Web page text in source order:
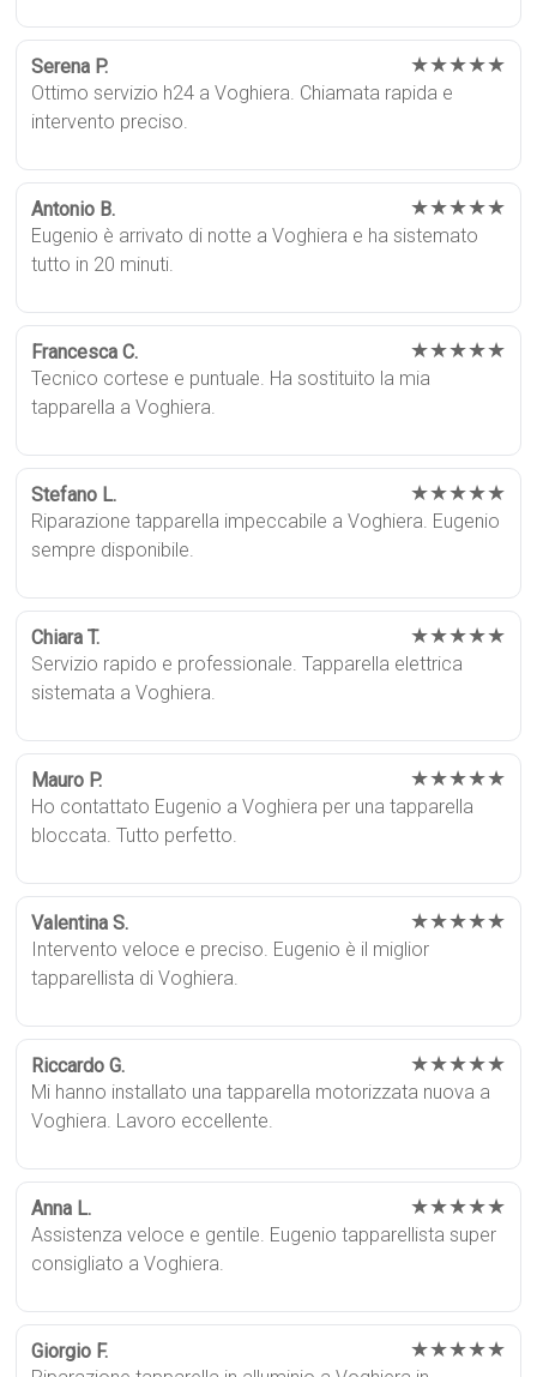
Serena P. ★★★★★
Ottimo servizio h24 a Voghiera. Chiamata rapida e
intervento preciso.
Antonio B. ★★★★★
Eugenio è arrivato di notte a Voghiera e ha sistemato
tutto in 20 minuti.
Francesca C. ★★★★★
Tecnico cortese e puntuale. Ha sostituito la mia
tapparella a Voghiera.
Stefano L. ★★★★★
Riparazione tapparella impeccabile a Voghiera. Eugenio
sempre disponibile.
Chiara T. ★★★★★
Servizio rapido e professionale. Tapparella elettrica
sistemata a Voghiera.
Mauro P. ★★★★★
Ho contattato Eugenio a Voghiera per una tapparella
bloccata. Tutto perfetto.
Valentina S. ★★★★★
Intervento veloce e preciso. Eugenio è il miglior
tapparellista di Voghiera.
Riccardo G. ★★★★★
Mi hanno installato una tapparella motorizzata nuova a
Voghiera. Lavoro eccellente.
Anna L. ★★★★★
Assistenza veloce e gentile. Eugenio tapparellista super
consigliato a Voghiera.
Giorgio F. ★★★★★